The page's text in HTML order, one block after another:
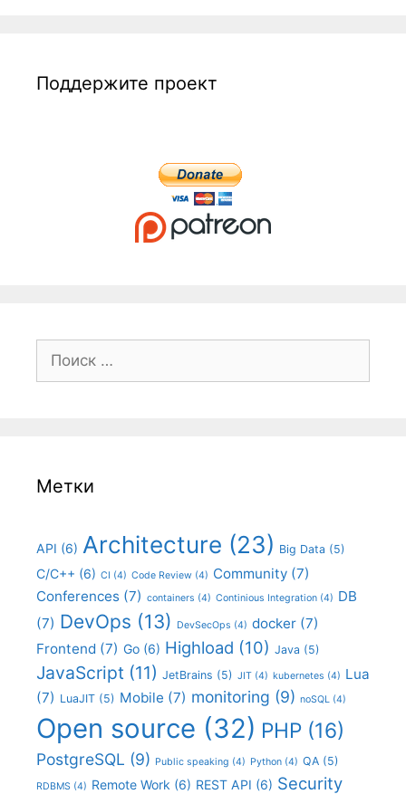
Поддержите проект
Метки
API (6) Architecture (23) Big Data (5)
C/C++ (6) CI (4) Code Review (4) Community (7)
Conferences (7) containers (4) Continious Integration (4) DB
(7) DevOps (13) DevSecOps (4) docker (7)
Frontend (7) Go (6) Highload (10) Java (5)
JavaScript (11) JetBrains (5) JIT (4) kubernetes (4) Lua
(7) LuaJIT (5) Mobile (7) monitoring (9) noSQL (4)
Open source (32) PHP (16)
PostgreSQL (9) Public speaking (4) Python (4) QA (5)
RDBMS (4) Remote Work (6) REST API (6) Security